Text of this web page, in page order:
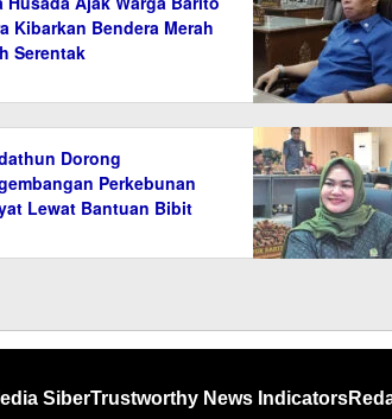
Kibarkan Bendera Merah
Serentak
Dorong
Perkebunan
Lewat Bantuan Bibit
SiberTrustworthy News Indicators